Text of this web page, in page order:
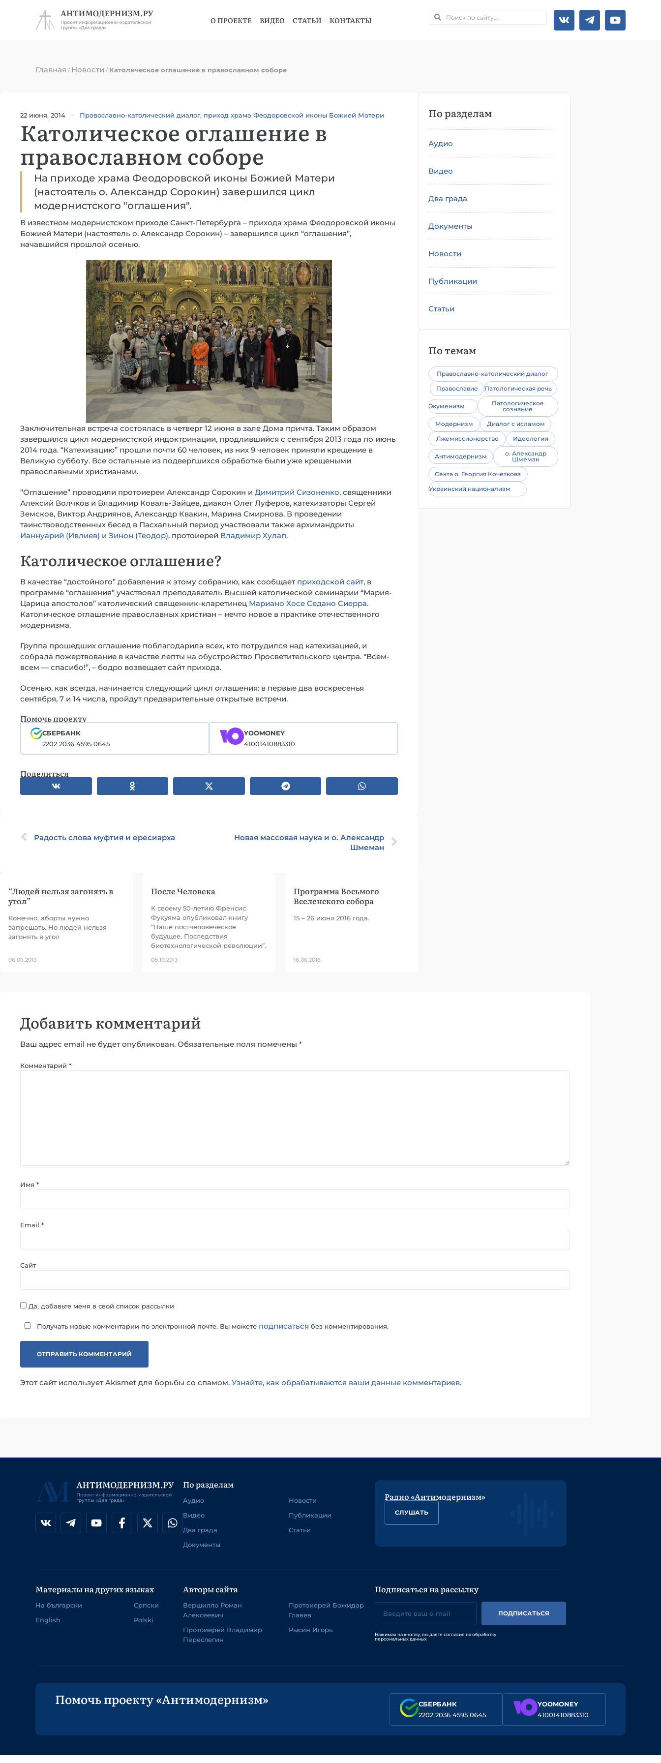
О ПРОЕКТЕ ВИДЕО СТАТЬИ КОНТАКТЫ
Главная /Новости /Католическое оглашение в православном соборе
22 июня, 2014 Православно-католический диалог, приход храма Феодоровской иконы Божией Матери
Католическое оглашение в
православном соборе
На приходе храма Феодоровской иконы Божией Матери
(настоятель о. Александр Сорокин) завершился цикл
модернистского "оглашения".
В известном модернистском приходе Санкт-Петербурга – прихода храма Феодоровской иконы
Божией Матери (настоятель о. Александр Сорокин) – завершился цикл “оглашения”,
начавшийся прошлой осенью.
Заключительная встреча состоялась в четверг 12 июня в зале Дома причта. Таким образом
завершился цикл модернистской индоктринации, продлившийся с сентября 2013 года по июнь
2014 года. “Катехизацию” прошли почти 60 человек, из них 9 человек приняли крещение в
Великую субботу. Все остальные из подвергшихся обработке были уже крещеными
православными христианами.
“Оглашение” проводили протоиереи Александр Сорокин и Димитрий Сизоненко, священники
Алексий Волчков и Владимир Коваль-Зайцев, диакон Олег Луферов, катехизаторы Сергей
Земсков, Виктор Андриянов, Александр Квакин, Марина Смирнова. В проведении
таинствоводственных бесед в Пасхальный период участвовали также архимандриты
Ианнуарий (Ивлиев) и Зинон (Теодор), протоиерей Владимир Хулап.
Католическое оглашение?
В качестве “достойного” добавления к этому собранию, как сообщает приходской сайт, в
программе “оглашения” участвовал преподаватель Высшей католической семинарии “Мария-
Царица апостолов” католический священник-кларетинец Мариано Хосе Седано Сиерра.
Католическое оглашение православных христиан – нечто новое в практике отечественного
модернизма.
Группа прошедших оглашение поблагодарила всех, кто потрудился над катехизацией, и
собрала пожертвование в качестве лепты на обустройство Просветительского центра. “Всем-
всем — спасибо!”, – бодро возвещает сайт прихода.
Осенью, как всегда, начинается следующий цикл оглашения: в первые два воскресенья
сентября, 7 и 14 числа, пройдут предварительные открытые встречи.
Помочь проекту
СБЕРБАНК
2202 2036 4595 0645
YOOMONEY
41001410883310
Поделиться
Радость слова муфтия и ересиарха
Новая массовая наука и о. Александр
Шмеман
“Людей нельзя загонять в
угол”
Конечно, аборты нужно
запрещать. Но людей нельзя
загонять в угол
06.06.2013
После Человека
К своему 50-летию Френсис
Фукуяма опубликовал книгу
“Наше постчеловеческое
будущее. Последствия
биотехнологической революции”.
08.10.2013
Программа Восьмого
Вселенского собора
15 – 26 июня 2016 года.
16.06.2016
По разделам
Аудио
Видео
Два града
Документы
Новости
Публикации
Статьи
По темам
Православно-католический диалог
Православие
Патологическая речь
Экуменизм
Патологическое
сознание
Модернизм
Диалог с исламом
Лжемиссионерство
Идеологии
Антимодернизм
о. Александр
Шмеман
Секта о. Георгия Кочеткова
Украинский национализм
Добавить комментарий
Ваш адрес email не будет опубликован. Обязательные поля помечены *
Комментарий *
Имя *
Email *
Сайт
Да, добавьте меня в свой список рассылки
Получать новые комментарии по электронной почте. Вы можете подписаться без комментирования.
Этот сайт использует Akismet для борьбы со спамом. Узнайте, как обрабатываются ваши данные комментариев.
По разделам
Аудио
Видео
Два града
Документы
Новости
Публикации
Статьи
Радио «Антимодернизм»
СЛУШАТЬ
Материалы на других языках
На български
English
Српски
Polski
Авторы сайта
Вершилло Роман
Алексеевич
Протоиерей Владимир
Переслегин
Протоиерей Божидар
Главев
Рысин Игорь
Подписаться на рассылку
ПОДПИСАТЬСЯ
Нажимая на кнопку, вы даете согласие на обработку
персональных данных
Помочь проекту «Антимодернизм»
СБЕРБАНК
2202 2036 4595 0645
YOOMONEY
41001410883310